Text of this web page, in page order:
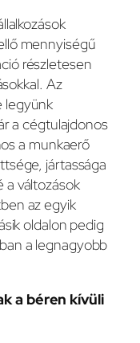
mennyiségű
részletesen
Az
legyünk
a cégtulajdonos
a munkaerő
jártassága
a változások
az egyik
oldalon pedig
a legnagyobb
a béren kívüli